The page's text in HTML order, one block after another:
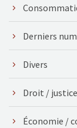
Derniers
Divers
Droit / justice
Économie /